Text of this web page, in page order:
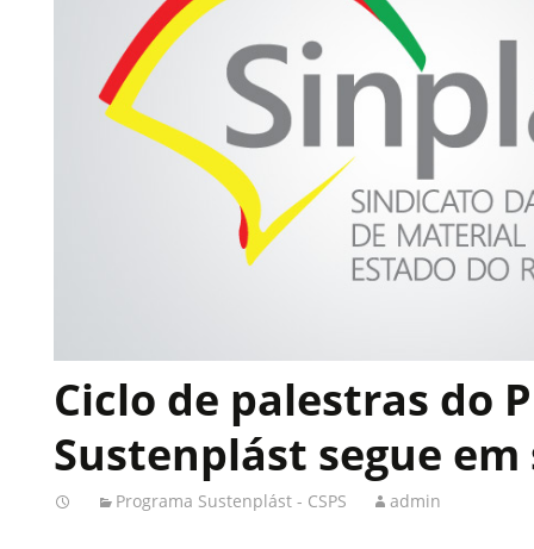
Ciclo de palestras do
Sustenplást segue
Programa Sustenplást - CSPS admin